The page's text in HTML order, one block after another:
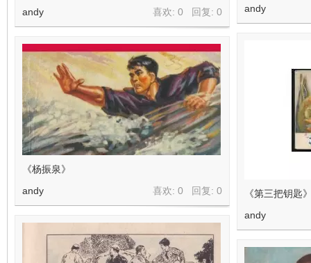
andy
喜欢: 0 回复: 0
andy
《第三把钥匙
andy
《杨振泉》
喜欢: 0 回复: 0
andy